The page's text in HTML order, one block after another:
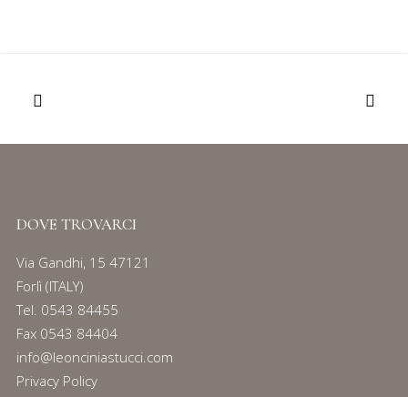
DOVE TROVARCI
Via Gandhi, 15 47121
Forlì (ITALY)
Tel. 0543 84455
Fax 0543 84404
info@leonciniastucci.com
Privacy Policy